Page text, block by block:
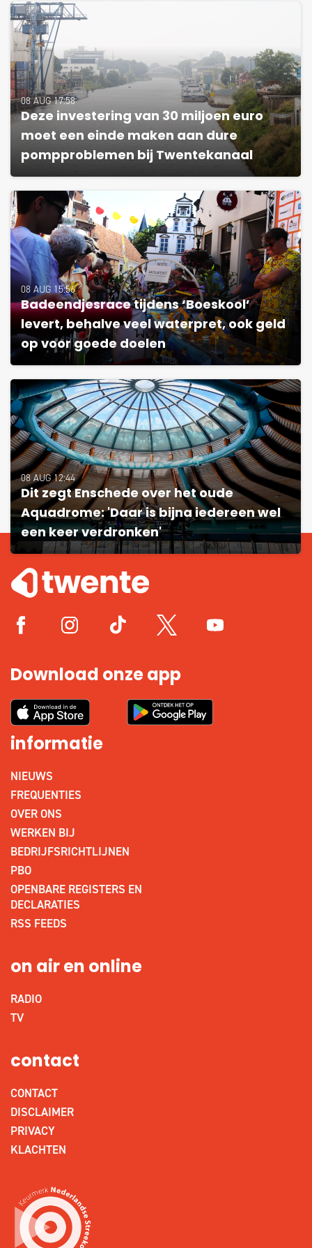
08 AUG 17:58
Deze investering van 30 miljoen euro
moet een einde maken aan dure
pompproblemen bij Twentekanaal
08 AUG 15:56
Badeendjesrace tijdens ‘Boeskool’
levert, behalve veel waterpret, ook geld
op voor goede doelen
08 AUG 12:44
Dit zegt Enschede over het oude
Aquadrome: 'Daar is bijna iedereen wel
een keer verdronken'
Download onze app
informatie
NIEUWS
FREQUENTIES
OVER ONS
WERKEN BIJ
BEDRIJFSRICHTLIJNEN
PBO
OPENBARE REGISTERS EN
DECLARATIES
RSS FEEDS
on air en online
RADIO
TV
contact
CONTACT
DISCLAIMER
PRIVACY
KLACHTEN